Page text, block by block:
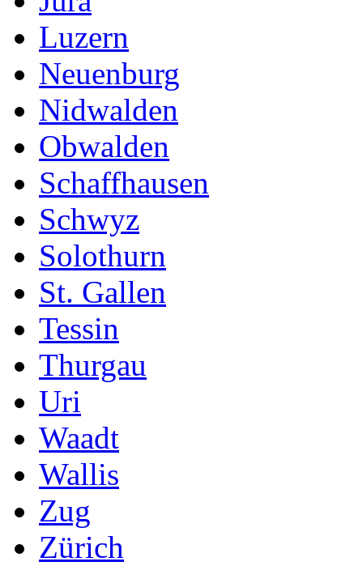
Luzern
Neuenburg
Nidwalden
Obwalden
Schaffhausen
Schwyz
Solothurn
St. Gallen
Tessin
Thurgau
Uri
Waadt
Wallis
Zug
Zürich